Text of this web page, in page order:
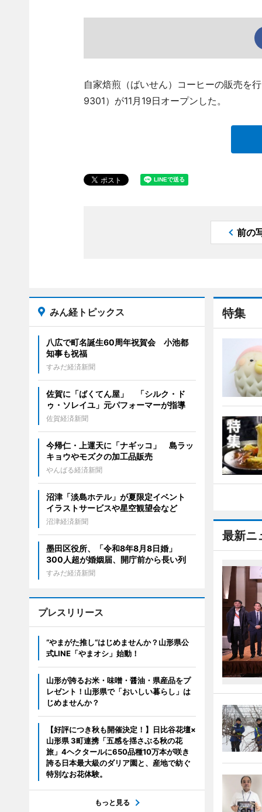
自家焙煎（ばいせん）コーヒーの販売を
9301）が11月19日オープンした。
前の
特集
最新ニ
みん経トピックス
八広で町名誕生60周年祝賀会 小池都
知事も祝福
すみだ経済新聞
佐賀に「ばくてん屋」 「シルク・ド
ゥ・ソレイユ」元パフォーマーが指導
佐賀経済新聞
今帰仁・上運天に「ナギッコ」 島ラッ
キョウやモズクの加工品販売
やんばる経済新聞
沼津「淡島ホテル」が夏限定イベント
イラストサービスや星空観望会など
沼津経済新聞
墨田区役所、「令和8年8月8日婚」
300人超が婚姻届、開庁前から長い列
すみだ経済新聞
プレスリリース
“やまがた推し“はじめませんか？山形県公
式LINE「やまオシ」始動！
山形が誇るお米・味噌・醤油・県産品をプ
レゼント！山形県で「おいしい暮らし」は
じめませんか？
【好評につき秋も開催決定！】日比谷花壇×
山形県 3町連携「五感を揺さぶる秋の花
旅」4ヘクタールに650品種10万本が咲き
誇る日本最大級のダリア園と、産地で紡ぐ
特別なお花体験。
もっと見る